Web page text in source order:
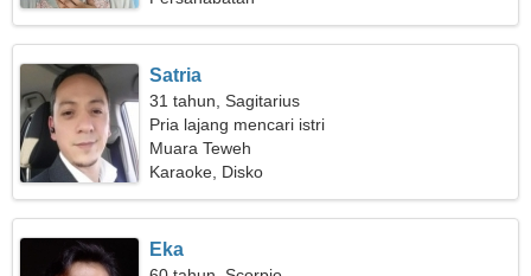
Satria
31 tahun, Sagitarius
Pria lajang mencari istri
Muara Teweh
Karaoke, Disko
Eka